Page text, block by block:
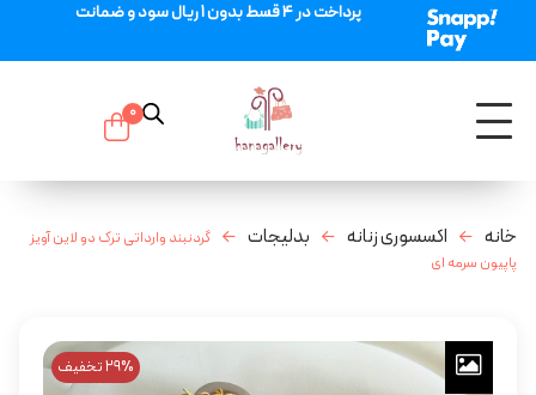
پرداخت در 4 قسط بدون 1 ریال سود و ضمانت
0
خانه اکسسوری زنانه بدلیجات
گردنبند وارداتی ترک دو لاین آویز
پاپیون سرمه ای
29% تخفیف